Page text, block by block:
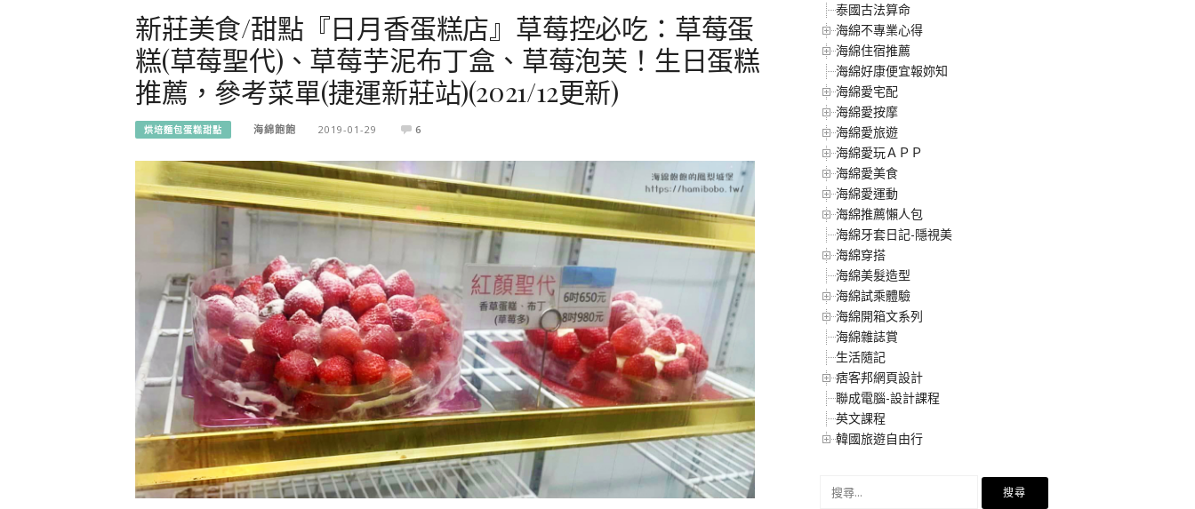
新莊美食/甜點『日月香蛋糕店』草莓控必吃：草莓蛋
糕(草莓聖代)、草莓芋泥布丁盒、草莓泡芙！生日蛋糕
推薦，參考菜單(捷運新莊站)(2021/12更新)
烘培麵包蛋糕甜點 海綿飽飽 2019-01-29 6
泰國古法算命
海綿不專業心得
海綿住宿推薦
海綿好康便宜報妳知
海綿愛宅配
海綿愛按摩
海綿愛旅遊
海綿愛玩ＡＰＰ
海綿愛美食
海綿愛運動
海綿推薦懶人包
海綿牙套日記-隱視美
海綿穿搭
海綿美髮造型
海綿試乘體驗
海綿開箱文系列
海綿雜誌賞
生活隨記
痞客邦網頁設計
聯成電腦-設計課程
英文課程
韓國旅遊自由行